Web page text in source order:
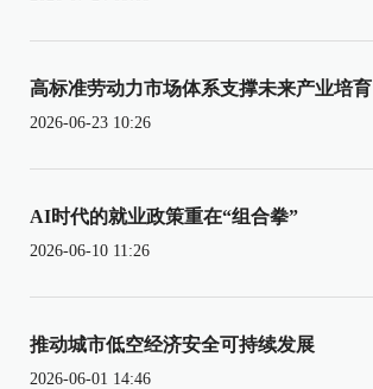
高标准劳动力市场体系支撑未来产业培育
2026-06-23 10:26
AI时代的就业政策重在“组合拳”
2026-06-10 11:26
推动城市低空经济安全可持续发展
2026-06-01 14:46